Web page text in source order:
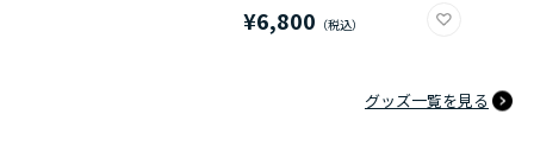
¥6,800
グッズ一覧を見る